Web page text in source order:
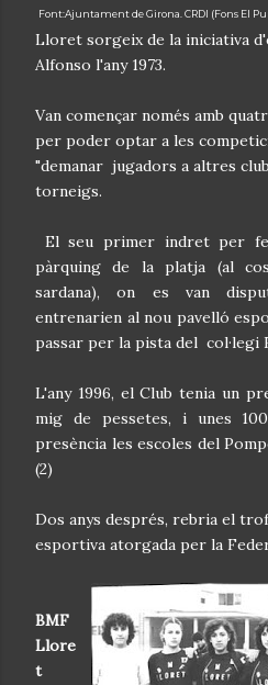
Font:Ajuntament de Girona. CRDI (Fons El
Lloret sorgeix de la iniciativa
Alfonso l'any 1973.
Van començar només amb
per poder optar a les
"demanar jugadors a altres
torneigs.
El seu primer indret per
pàrquing de la platja (al
sardana), on es van
entrenarien al nou pavelló
passar per la pista del col·legi
L'any 1996, el Club tenia un
mig de pessetes, i unes
presència les escoles del
(2)
Dos anys després, rebria el
esportiva atorgada per la
BMF
Llore
t